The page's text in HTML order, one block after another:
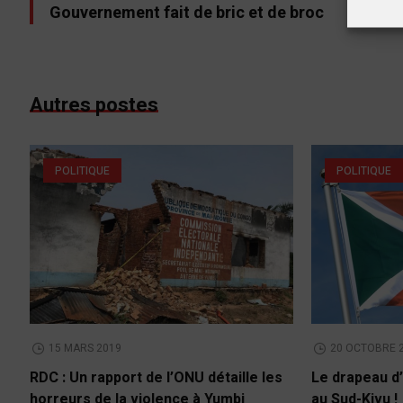
Gouvernement fait de bric et de broc
Autres postes
POLITIQUE
15 MARS 2019
RDC : Un rapport de l’ONU détaille les
POLITIQUE
20 OCTOBRE
Le drapeau